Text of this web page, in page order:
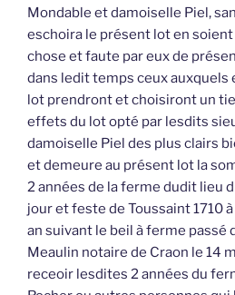
Mondable et damoiselle Piel,
eschoira le présent lot en
chose et faute par eux de
dans ledit temps ceux
lot prendront et choisiront un
effets du lot opté par lesdits
damoiselle Piel des plus clairs
et demeure au présent lot la
2 années de la ferme dudit lieu
jour et feste de Toussaint 1710
an suivant le beil à ferme passé
Meaulin notaire de Craon le 14
receoir lesdites 2 années du